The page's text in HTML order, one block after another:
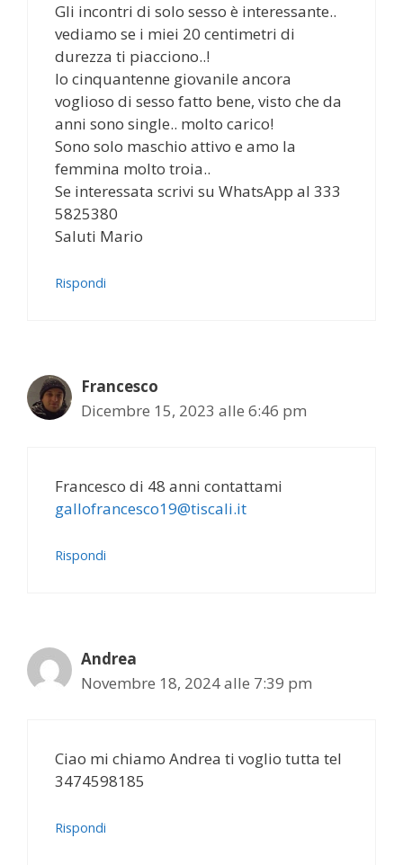
Gli incontri di solo sesso è interessante..
vediamo se i miei 20 centimetri di
durezza ti piacciono..!
Io cinquantenne giovanile ancora
voglioso di sesso fatto bene, visto che da
anni sono single.. molto carico!
Sono solo maschio attivo e amo la
femmina molto troia..
Se interessata scrivi su WhatsApp al 333
5825380
Saluti Mario
Rispondi
Francesco
Dicembre 15, 2023 alle 6:46 pm
Francesco di 48 anni contattami
gallofrancesco19@tiscali.it
Rispondi
Andrea
Novembre 18, 2024 alle 7:39 pm
Ciao mi chiamo Andrea ti voglio tutta tel
3474598185
Rispondi